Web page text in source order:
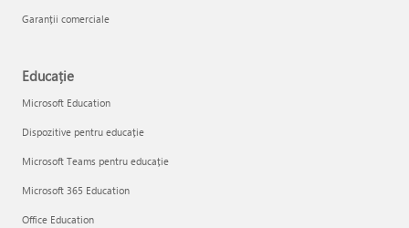
Garanții comerciale
Educație
Microsoft Education
Dispozitive pentru educație
Microsoft Teams pentru educație
Microsoft 365 Education
Office Education